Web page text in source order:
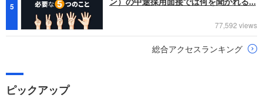
5
77,592 views
総合アクセスランキング
ピックアップ